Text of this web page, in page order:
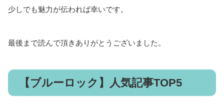
少しでも魅力が伝われば幸いです。
最後まで読んで頂きありがとうございました。
【ブルーロック】人気記事TOP5